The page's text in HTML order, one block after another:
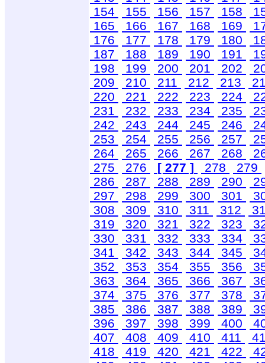
154
155 156 157 158
165
166 167 168 169
176
177 178 179 180
187
188 189 190 191
198
199 200 201 202
209
210 211 212 213
220
221 222 223 224
231
232 233 234 235
242
243 244 245 246
253
254 255 256 257
264
265 266 267 268
275
276 [ 277 ] 278
279
286
287 288 289 290
297
298 299 300 301
308
309 310 311 312
319
320 321 322 323
330
331 332 333 334
341
342 343 344 345
352
353 354 355 356
363
364 365 366 367
374
375 376 377 378
385
386 387 388 389
396
397 398 399 400
407
408 409 410 411
418
419 420 421 422